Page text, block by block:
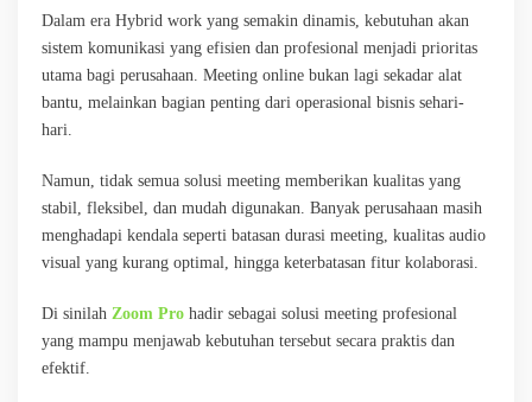
Dalam era Hybrid work yang semakin dinamis, kebutuhan akan
sistem komunikasi yang efisien dan profesional menjadi prioritas
utama bagi perusahaan. Meeting online bukan lagi sekadar alat
bantu, melainkan bagian penting dari operasional bisnis sehari-
hari.
Namun, tidak semua solusi meeting memberikan kualitas yang
stabil, fleksibel, dan mudah digunakan. Banyak perusahaan masih
menghadapi kendala seperti batasan durasi meeting, kualitas audio
visual yang kurang optimal, hingga keterbatasan fitur kolaborasi.
Di sinilah Zoom Pro hadir sebagai solusi meeting profesional
yang mampu menjawab kebutuhan tersebut secara praktis dan
efektif.